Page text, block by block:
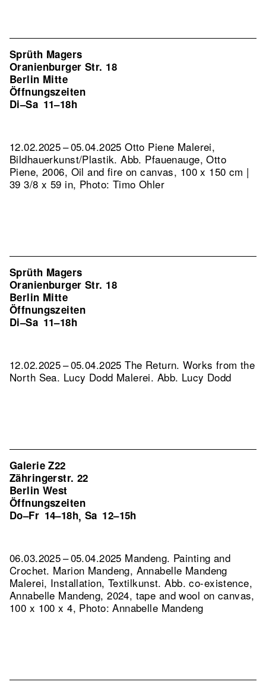
Sprüth Magers
Oranienburger Str. 18
Berlin Mitte
Öffnungszeiten
Di–Sa 11–18h
12.02.2025 – 05.04.2025 Otto Piene Malerei,
Bildhauerkunst/Plastik.Abb. Pfauenauge, Otto
Piene, 2006, Oil and fire on canvas, 100 x 150 cm |
39 3/8 x 59 in, Photo: Timo Ohler
Sprüth Magers
Oranienburger Str. 18
Berlin Mitte
Öffnungszeiten
Di–Sa 11–18h
12.02.2025 – 05.04.2025 The Return. Works from the
North Sea. Lucy Dodd Malerei. Abb. Lucy Dodd
Galerie Z22
Zähringerstr. 22
Berlin West
Öffnungszeiten
Do–Fr 14–18h, Sa 12–15h
06.03.2025 – 05.04.2025 Mandeng. Painting and
Crochet. Marion Mandeng, Annabelle Mandeng
Malerei, Installation, Textilkunst.Abb. co-existence,
Annabelle Mandeng, 2024, tape and wool on canvas,
100 x 100 x 4, Photo: Annabelle Mandeng